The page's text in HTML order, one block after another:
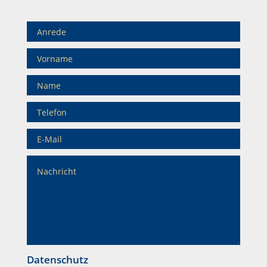
Datenschutz